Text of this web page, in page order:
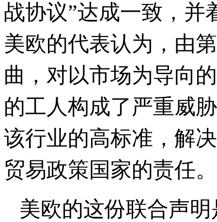
战协议”达成一致，并
美欧的代表认为，由
曲，对以市场为导向
的工人构成了严重威
该行业的高标准，解
贸易政策国家的责任。
美欧的这份联合声